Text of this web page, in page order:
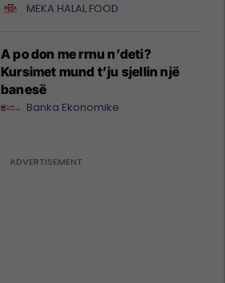
MEKA HALAL FOOD
A po don me rrnu n’deti?
Kursimet mund t’ju sjellin një
banesë
Banka Ekonomike